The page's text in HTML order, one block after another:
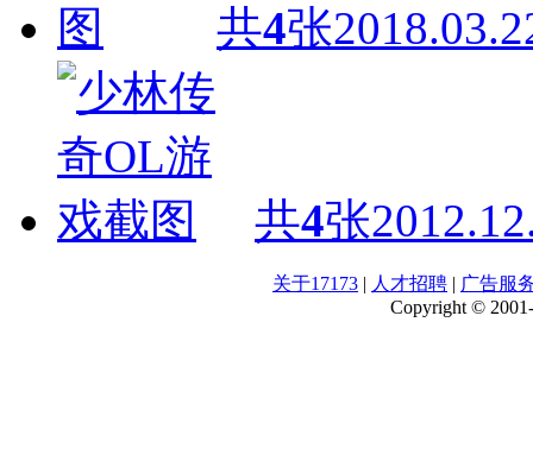
共4张
共4张
关于17173 | 人才招聘 | 广告服
Copyright ©